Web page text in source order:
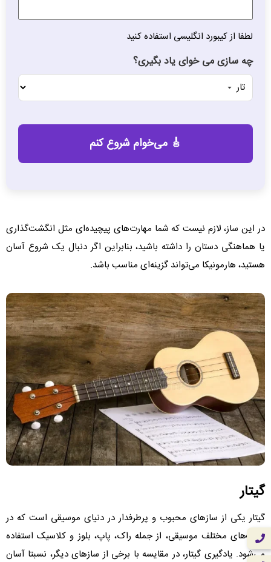
لطفا از کیبورد انگلیسی استفاده کنید
چه سازی می خوای یاد بگیری؟
در این ساز، لازم نیست که شما مهارت‌های پیچیده‌ای مثل انگشت‌گذاری
یا هماهنگی دستان را داشته باشید، بنابراین اگر دنبال یک شروع آسان
هستید، هارمونیکا می‌تواند گزینه‌ای مناسب باشد.
گیتار
گیتار یکی از سازهای محبوب و پرطرفدار در دنیای موسیقی است که در
سبک‌های مختلف موسیقی، از جمله راک، پاپ، بلوز و کلاسیک استفاده
می‌شود. یادگیری گیتار، در مقایسه با برخی از سازهای دیگر، نسبتا آسان